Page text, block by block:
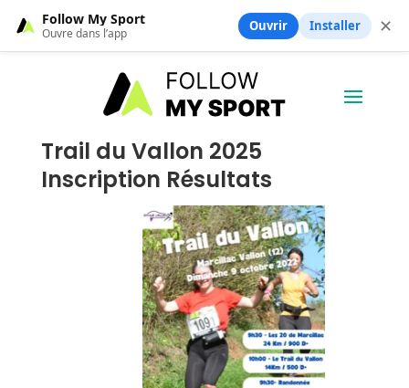
Trail du Vallon 2025
Inscription Résultats
Follow My Sport
Ouvre dans l’app Ouvrir Installer ✕